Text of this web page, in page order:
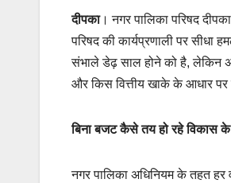
दीपका। नगर पालिका परिषद
परिषद की कार्यप्रणाली पर सीधा
संभाले डेढ़ साल होने को है, लेकिन
और किस वित्तीय खाके के आधार पर
बिना बजट कैसे तय हो रहे विकास
नगर पालिका अधिनियम के तहत